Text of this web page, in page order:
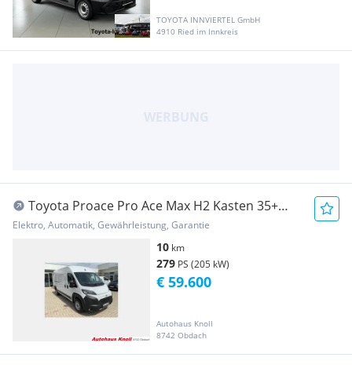
TOYOTA INNVIERTEL GmbH
4910 Ried im Innkreis
Toyota Proace Pro Ace Max H2 Kasten 35+
L3H2 Heavy Elektromot... Transporter /
Elektro, Automatik, Gewährleistung, Garantie
10 km
279 PS (205 kW)
Autohaus Knoll
8742 Obdach
€ 59.600